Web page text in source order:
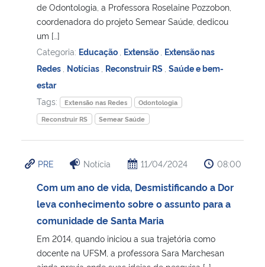
Gabinete de Segurança Institucional
Advocacia-Geral da União
de Odontologia, a Professora Roselaine Pozzobon,
coordenadora do projeto Semear Saúde, dedicou
um […]
Categoria: Educação Extensão Extensão nas
Redes Notícias Reconstruir RS Saúde e bem-
estar
Tags:
Extensão nas Redes
Odontologia
Reconstruir RS
Semear Saúde
PRE Notícia 11/04/2024 08:00
Com um ano de vida, Desmistificando a Dor
leva conhecimento sobre o assunto para a
comunidade de Santa Maria
Em 2014, quando iniciou a sua trajetória como
docente na UFSM, a professora Sara Marchesan